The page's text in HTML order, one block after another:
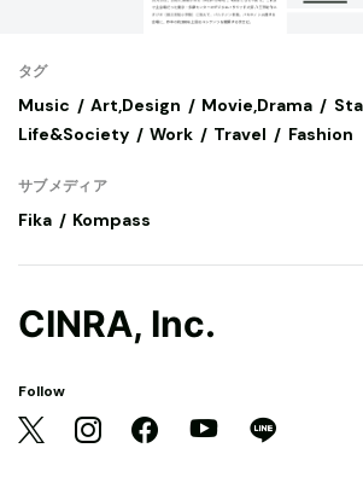
タグ
Music Art,Design Movie,Drama
Life&Society
Work Travel Fashion
サブメディア
Fika Kompass
CINRA, Inc.
Follow